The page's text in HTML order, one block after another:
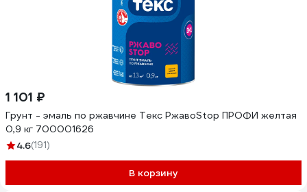
1 101 ₽
Грунт - эмаль по ржавчине Текс РжавоStop ПРОФИ желтая
0,9 кг 700001626
4.6(191)
В корзину